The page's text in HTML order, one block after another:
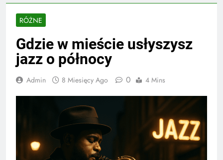
RÓŻNE
Gdzie w mieście usłyszysz
jazz o północy
Admin 8 Miesięcy Ago 0 4 Mins